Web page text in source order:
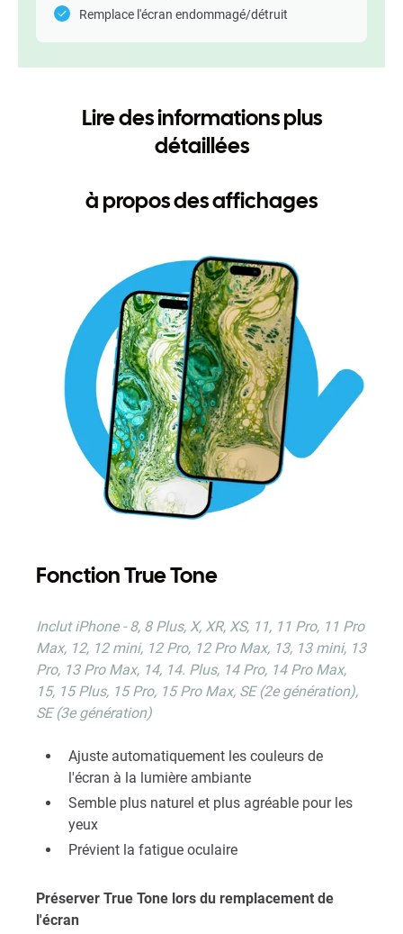
Remplace l'écran endommagé/détruit
Lire des informations plus
détaillées
à propos des affichages
Fonction True Tone
Inclut iPhone - 8, 8 Plus, X, XR, XS, 11, 11 Pro, 11 Pro
Max, 12, 12 mini, 12 Pro, 12 Pro Max, 13, 13 mini, 13
Pro, 13 Pro Max, 14, 14. Plus, 14 Pro, 14 Pro Max,
15, 15 Plus, 15 Pro, 15 Pro Max, SE (2e génération),
SE (3e génération)
Ajuste automatiquement les couleurs de
l'écran à la lumière ambiante
Semble plus naturel et plus agréable pour les
yeux
Prévient la fatigue oculaire
Préserver True Tone lors du remplacement de
l'écran